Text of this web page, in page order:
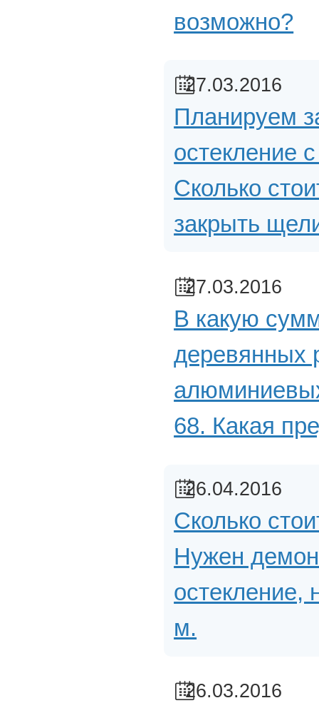
возможно?
27.03.2016
Планируем
остекление
Сколько
закрыть
27.03.2016
В какую
деревянных
68. Какая
26.04.2016
Сколько
Нужен
м.
26.03.2016